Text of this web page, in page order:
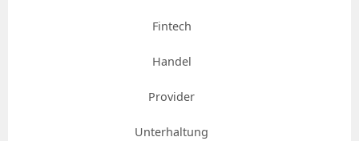
Fintech
Handel
Provider
Unterhaltung